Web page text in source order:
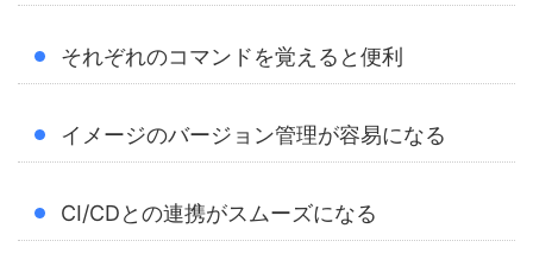
それぞれのコマンドを覚えると便利
イメージのバージョン管理が容易になる
CI/CDとの連携がスムーズになる